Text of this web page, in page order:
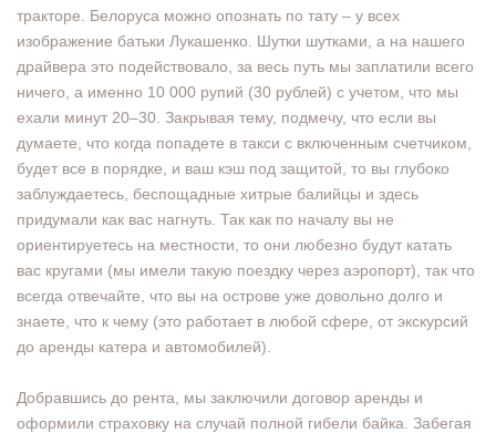
тракторе. Белоруса можно опознать по тату – у всех
изображение батьки Лукашенко. Шутки шутками, а на нашего
драйвера это подействовало, за весь путь мы заплатили всего
ничего, а именно 10 000 рупий (30 рублей) с учетом, что мы
ехали минут 20–30. Закрывая тему, подмечу, что если вы
думаете, что когда попадете в такси с включенным счетчиком,
будет все в порядке, и ваш кэш под защитой, то вы глубоко
заблуждаетесь, беспощадные хитрые балийцы и здесь
придумали как вас нагнуть. Так как по началу вы не
ориентируетесь на местности, то они любезно будут катать
вас кругами (мы имели такую поездку через аэропорт), так что
всегда отвечайте, что вы на острове уже довольно долго и
знаете, что к чему (это работает в любой сфере, от экскурсий
до аренды катера и автомобилей).
Добравшись до рента, мы заключили договор аренды и
оформили страховку на случай полной гибели байка. Забегая